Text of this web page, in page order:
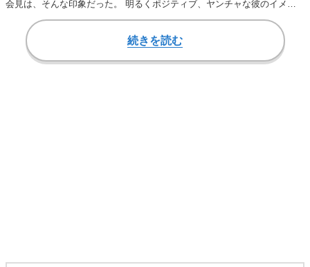
会見は、そんな印象だった。 明るくポジティブ、ヤンチャな彼のイメー
ジそのま…
続きを読む